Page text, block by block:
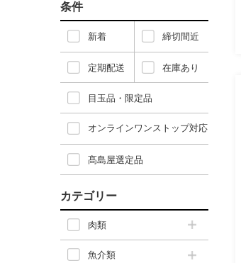
条件
新着 締切間近
定期配送 在庫あり
目玉品・限定品
オンラインワンストップ対応
髙島屋選定品
カテゴリー
肉類
魚介類